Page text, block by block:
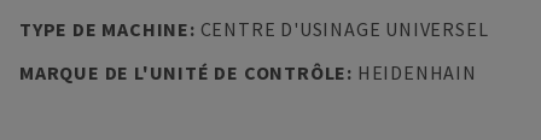
TYPE DE MACHINE: CENTRE D'USINAGE UNIVERSEL
MARQUE DE L'UNITÉ DE CONTRÔLE: HEIDENHAIN